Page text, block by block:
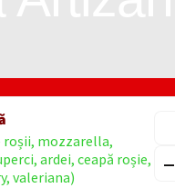
roșii, mozzarella,
ardei, ceapă roșie,
valeriana)
—